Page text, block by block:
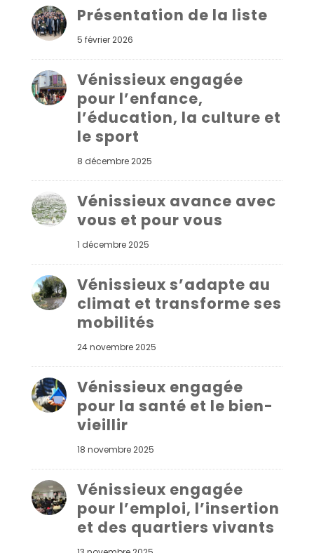
Présentation de la liste
5 février 2026
Vénissieux engagée
pour l’enfance,
l’éducation, la culture et
le sport
8 décembre 2025
Vénissieux avance avec
vous et pour vous
1 décembre 2025
Vénissieux s’adapte au
climat et transforme ses
mobilités
24 novembre 2025
Vénissieux engagée
pour la santé et le bien-
vieillir
18 novembre 2025
Vénissieux engagée
pour l’emploi, l’insertion
et des quartiers vivants